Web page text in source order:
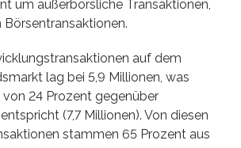
um außerbörsliche Transaktionen,
Börsentransaktionen.
auf dem
lag bei 5,9 Millionen, was
24 Prozent gegenüber
(7,7 Millionen). Von diesen
stammen 65 Prozent aus